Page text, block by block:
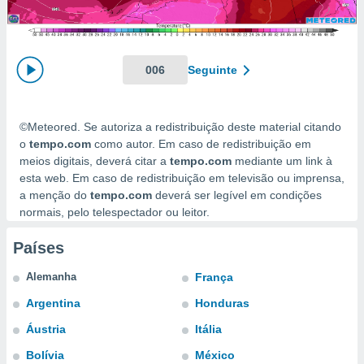
recolhidas
ou
permite-
a nossa
de alta
botão
todos os
o
no
um perfil
CONFIGURAÇÕES
006 Seguinte
©Meteored. Se autoriza a redistribuição deste material citando
o tempo.com como autor. Em caso de redistribuição em
meios digitais, deverá citar a tempo.com mediante um link à
esta web. Em caso de redistribuição em televisão ou imprensa,
a menção do tempo.com deverá ser legível em condições
normais, pelo telespectador ou leitor.
Países
Alemanha
Argentina
Áustria
Bolívia
França
Honduras
Itália
México